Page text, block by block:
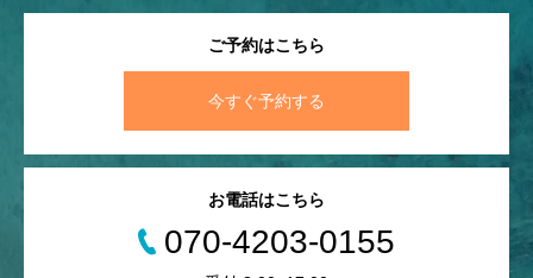
ご予約はこちら
今すぐ予約する
お電話はこちら
070-4203-0155